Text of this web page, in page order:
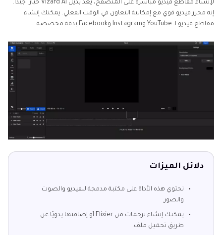
لإنشاء مقاطع فيديو مباشرة على المتصفح، يعد بديل Vizard AI خيارًا جيدًا.
إنه محرر فيديو قوي مع إمكانية التعاون في الوقت الفعلي. يمكنك إنشاء
مقاطع فيديو لـ YouTube وInstagram وFacebook بدقة مخصصة.
دلائل الميزات
تحتوي هذه الأداة على مكتبة مدمجة للفيديو والصوت
والصور.
يمكنك إنشاء ترجمات من Flixier أو إضافتها يدويًا عن
طريق تحميل ملف.